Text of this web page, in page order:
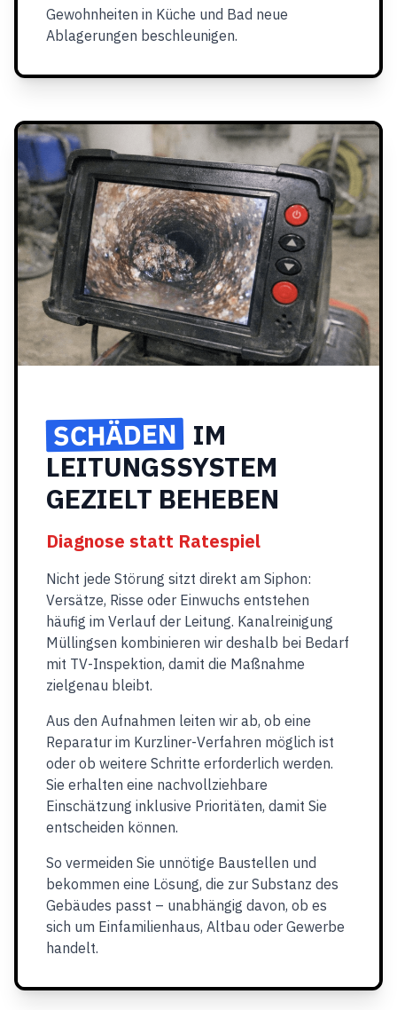
Gewohnheiten in Küche und Bad neue
Ablagerungen beschleunigen.
SCHÄDEN IM
LEITUNGSSYSTEM
GEZIELT BEHEBEN
Diagnose statt Ratespiel
Nicht jede Störung sitzt direkt am Siphon:
Versätze, Risse oder Einwuchs entstehen
häufig im Verlauf der Leitung. Kanalreinigung
Müllingsen kombinieren wir deshalb bei Bedarf
mit TV-Inspektion, damit die Maßnahme
zielgenau bleibt.
Aus den Aufnahmen leiten wir ab, ob eine
Reparatur im Kurzliner-Verfahren möglich ist
oder ob weitere Schritte erforderlich werden.
Sie erhalten eine nachvollziehbare
Einschätzung inklusive Prioritäten, damit Sie
entscheiden können.
So vermeiden Sie unnötige Baustellen und
bekommen eine Lösung, die zur Substanz des
Gebäudes passt – unabhängig davon, ob es
sich um Einfamilienhaus, Altbau oder Gewerbe
handelt.